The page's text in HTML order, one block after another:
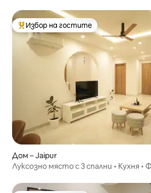
Най-популярен избор на гостите
Избор на гостите
Дом – Jaipur
Луксозно място с 3 спални • Кухня •